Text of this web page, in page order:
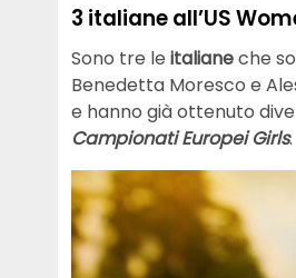
3 italiane all’US
Sono tre le italianeche
Benedetta Moresco e
e hanno già ottenuto
Campionati Europei Girls.